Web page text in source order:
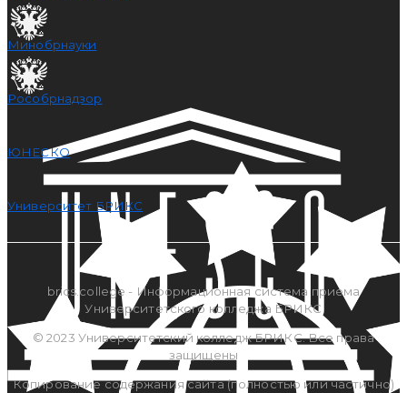
Минобрнауки
Рособрнадзор
ЮНЕСКО
Университет БРИКС
brics.college - Информационная система приема
Университетского колледжа БРИКС
© 2023 Университетский колледж БРИКС. Все права
защищены
Копирование содержания сайта (полностью или частично)